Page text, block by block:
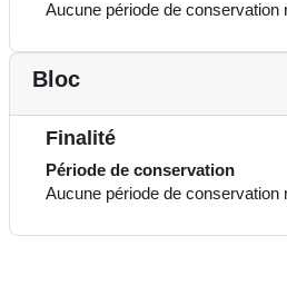
Aucune période de conservation
Bloc
Finalité
Période de conservation
Aucune période de conservation